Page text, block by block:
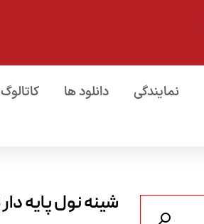
نمایندگی دانلود ها کاتالوگ
شینه نول پایه دار 8پیچ روکش دار(NS24-FKG 08 L – A(B